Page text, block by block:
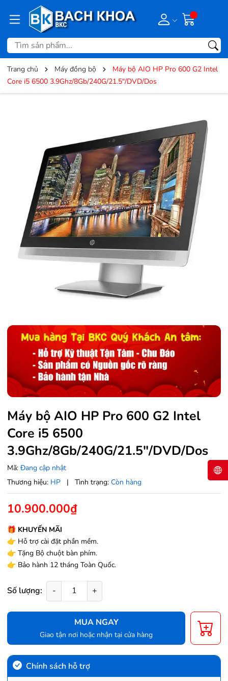
Trang chủ Máy đồng bộ
Máy bộ AIO HP Pro 600 G2 Intel
Core i5 6500 3.9Ghz/8Gb/240G/21.5"/DVD/Dos
Máy bộ AIO HP Pro 600 G2 Intel
Core i5 6500
3.9Ghz/8Gb/240G/21.5"/DVD/Dos
Mã: Đang cập nhật
Thương hiệu: HP | Tình trạng: Còn hàng
10.900.000₫
🎁 KHUYẾN MÃI
👉 Hỗ trợ cài đặt phần mềm.
👉 Tặng Bộ chuột bàn phím.
👉 Bảo hành 12 tháng Toàn Quốc.
Số lượng: - +
MUA NGAY
Giao tận nơi hoặc nhận tại cửa hàng
Chính sách hỗ trợ